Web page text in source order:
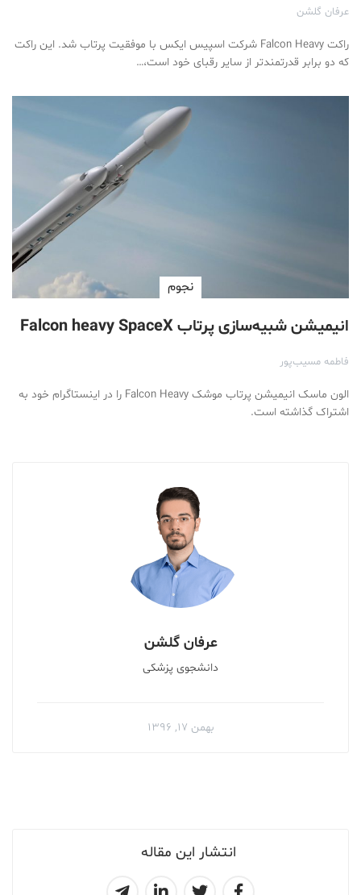
انتشار این مقاله
عرفان گلشن
راکت Falcon Heavy شرکت اسپیس ایکس با موفقیت پرتاب شد. این راکت
که دو برابر قدرتمند‌تر از سایر رقبای خود است،…
نجوم
انیمیشن شبیه‌سازی پرتاب Falcon heavy SpaceX
فاطمه مسیب‌پور
الون ماسک انیمیشن پرتاب موشک Falcon Heavy را در اینستاگرام خود به
اشتراک گذاشته است.
عرفان گلشن
دانشجوی پزشکی
بهمن ۱۷, ۱۳۹۶